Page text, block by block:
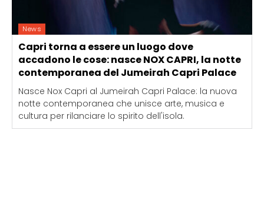
News
Capri torna a essere un luogo dove
accadono le cose: nasce NOX CAPRI, la notte
contemporanea del Jumeirah Capri Palace
Nasce Nox Capri al Jumeirah Capri Palace: la nuova
notte contemporanea che unisce arte, musica e
cultura per rilanciare lo spirito dell'isola.